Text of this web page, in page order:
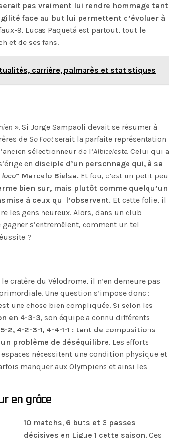
pas vraiment lui rendre hommage tant
face au but lui permettent d’évoluer à
9, Lucas Paquetá est partout, tout le
et de ses fans.
carrière, palmarès et statistiques
». Si Jorge Sampaoli devait se résumer à
de So Footserait la parfaite représentation
sélectionneur de l’Albiceleste. Celui qui a
en disciple d’un personnage qui, à sa
loco” Marcelo Bielsa. Et fou, c’est un petit peu
bien sur, mais plutôt comme quelqu’un
à ceux qui l’observent. Et cette folie, il
les gens heureux. Alors, dans un club
s’entremêlent, comment un tel
?
cratère du Vélodrome, il n’en demeure pas
Une question s’impose donc :
une chose bien compliquée. Si selon les
en 4-3-3, son équipe a connu différents
2, 4-2-3-1, 4-4-1-1 : tant de compositions
problème de déséquilibre. Les efforts
nécessitent une condition physique et
manquer aux Olympiens et ainsi les
en grâce
10 matchs, 6 buts et 3 passes
décisives en Ligue 1 cette saison. Ces